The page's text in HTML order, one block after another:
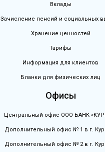
Вклады
Зачисление пенсий и социальных
Хранение ценностей
Тарифы
Информация для клиентов
Бланки для физических лиц
Офисы
Центральный офис ООО БАНК
Дополнительный офис № 1 в г.
Дополнительный офис № 2 в г.